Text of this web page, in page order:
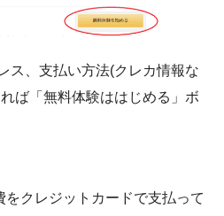
ス、支払い方法(クレカ情報な
ば「無料体験ははじめる」ボ
クレジットカードで支払って